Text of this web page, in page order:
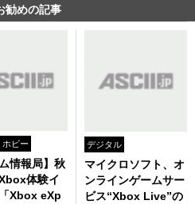
勧めの記事
ホビー
ム情報局】秋
体験イ
Xbox eXp
デジタル
マイクロソフト、オ
ンラインゲームサー
ビス“Xbox Live”の